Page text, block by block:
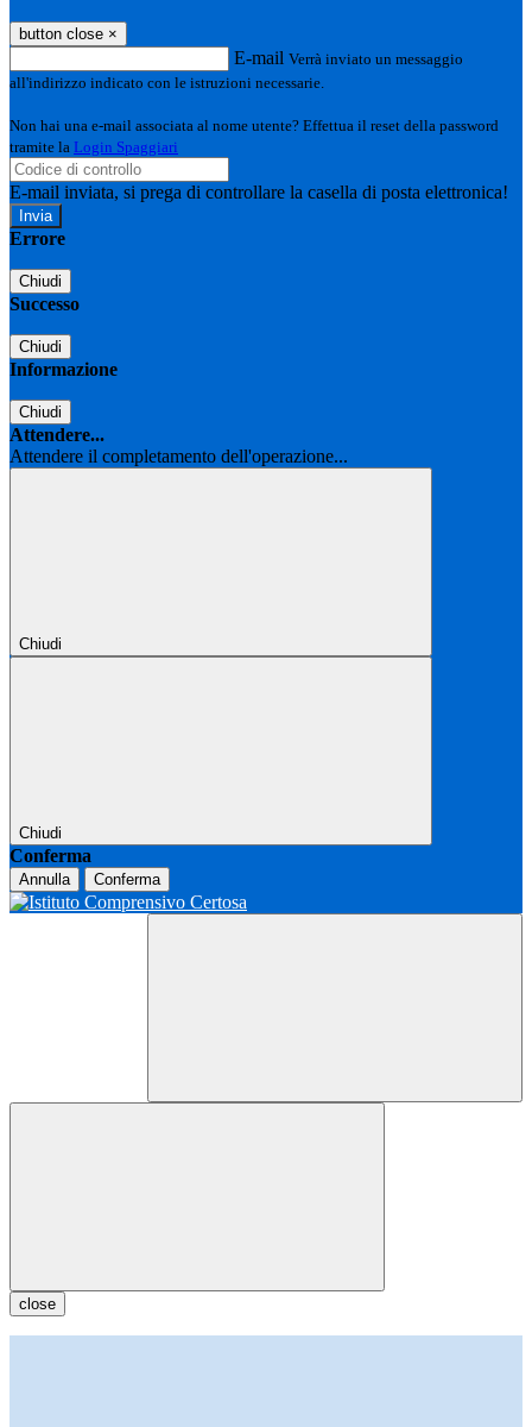
button close ×
E-mail Verrà inviato un messaggio
all'indirizzo indicato con le istruzioni necessarie.
Non hai una e-mail associata al nome utente? Effettua il reset della password
tramite la Login Spaggiari
E-mail inviata, si prega di controllare la casella di posta elettronica!
Errore
Chiudi
Successo
Chiudi
Informazione
Chiudi
Attendere...
Attendere il completamento dell'operazione...
Chiudi
Chiudi
Conferma
Annulla Conferma
close